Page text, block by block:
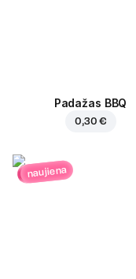
Padažas BBQ
0,30 €
naujiena